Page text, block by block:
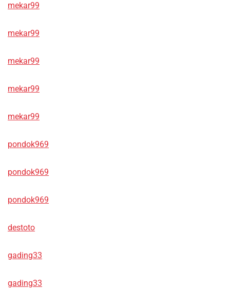
mekar99
mekar99
mekar99
mekar99
mekar99
pondok969
pondok969
pondok969
destoto
gading33
gading33